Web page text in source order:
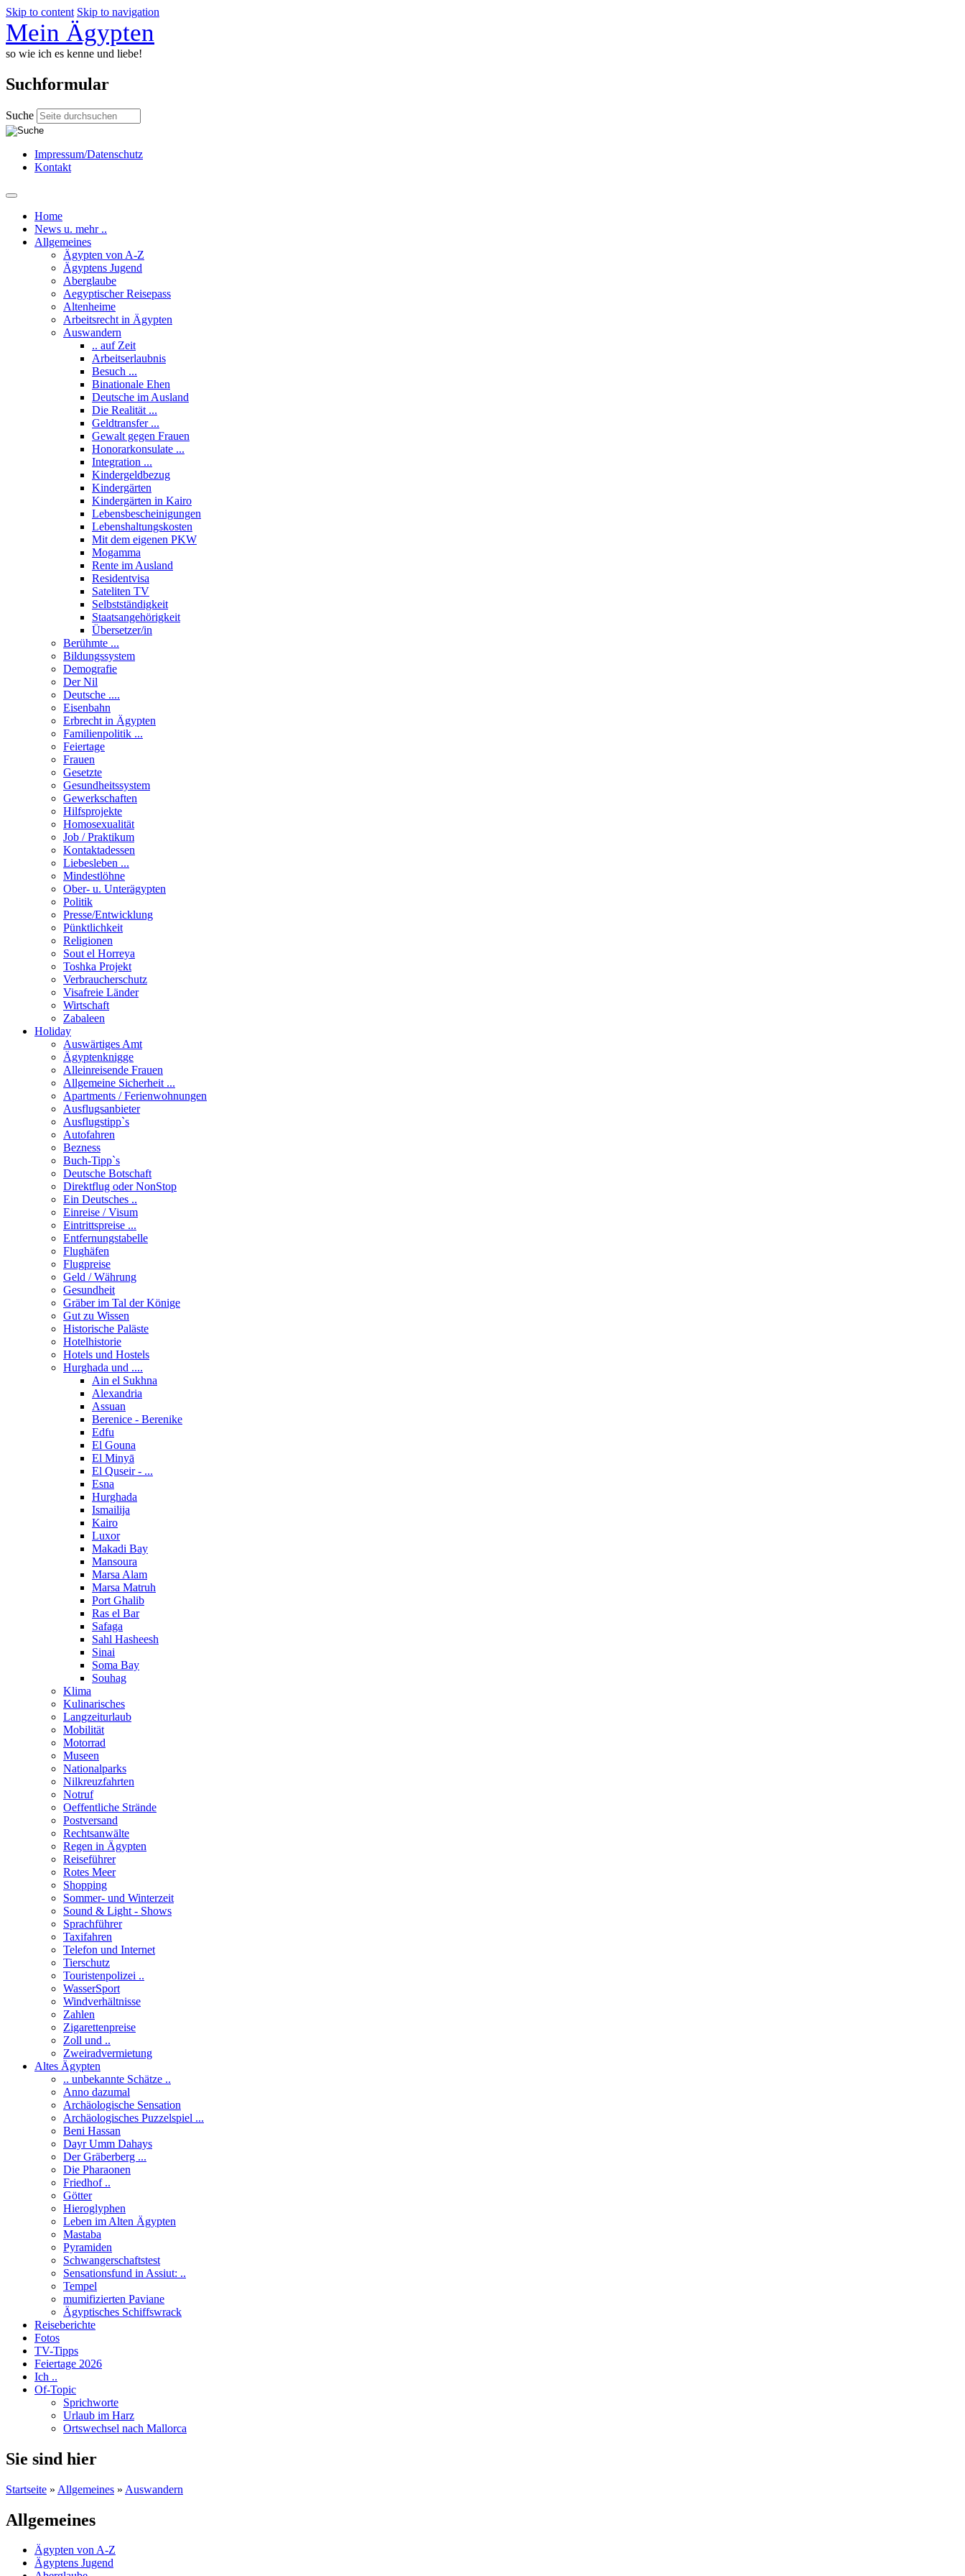
Skip to content Skip to navigation
Mein Ägypten
so wie ich es kenne und liebe!
Suchformular
Suche
Impressum/Datenschutz
Kontakt
Home
News u. mehr ..
Allgemeines
Ägypten von A-Z
Ägyptens Jugend
Aberglaube
Aegyptischer Reisepass
Altenheime
Arbeitsrecht in Ägypten
Auswandern
.. auf Zeit
Arbeitserlaubnis
Besuch ...
Binationale Ehen
Deutsche im Ausland
Die Realität ...
Geldtransfer ...
Gewalt gegen Frauen
Honorarkonsulate ...
Integration ...
Kindergeldbezug
Kindergärten
Kindergärten in Kairo
Lebensbescheinigungen
Lebenshaltungskosten
Mit dem eigenen PKW
Mogamma
Rente im Ausland
Residentvisa
Sateliten TV
Selbstständigkeit
Staatsangehörigkeit
Übersetzer/in
Berühmte ...
Bildungssystem
Demografie
Der Nil
Deutsche ....
Eisenbahn
Erbrecht in Ägypten
Familienpolitik ...
Feiertage
Frauen
Gesetzte
Gesundheitssystem
Gewerkschaften
Hilfsprojekte
Homosexualität
Job / Praktikum
Kontaktadessen
Liebesleben ...
Mindestlöhne
Ober- u. Unterägypten
Politik
Presse/Entwicklung
Pünktlichkeit
Religionen
Sout el Horreya
Toshka Projekt
Verbraucherschutz
Visafreie Länder
Wirtschaft
Zabaleen
Holiday
Auswärtiges Amt
Ägyptenknigge
Alleinreisende Frauen
Allgemeine Sicherheit ...
Apartments / Ferienwohnungen
Ausflugsanbieter
Ausflugstipp`s
Autofahren
Bezness
Buch-Tipp`s
Deutsche Botschaft
Direktflug oder NonStop
Ein Deutsches ..
Einreise / Visum
Eintrittspreise ...
Entfernungstabelle
Flughäfen
Flugpreise
Geld / Währung
Gesundheit
Gräber im Tal der Könige
Gut zu Wissen
Historische Paläste
Hotelhistorie
Hotels und Hostels
Hurghada und ....
Ain el Sukhna
Alexandria
Assuan
Berenice - Berenike
Edfu
El Gouna
El Minyā
El Quseir - ...
Esna
Hurghada
Ismailija
Kairo
Luxor
Makadi Bay
Mansoura
Marsa Alam
Marsa Matruh
Port Ghalib
Ras el Bar
Safaga
Sahl Hasheesh
Sinai
Soma Bay
Souhag
Klima
Kulinarisches
Langzeiturlaub
Mobilität
Motorrad
Museen
Nationalparks
Nilkreuzfahrten
Notruf
Oeffentliche Strände
Postversand
Rechtsanwälte
Regen in Ägypten
Reiseführer
Rotes Meer
Shopping
Sommer- und Winterzeit
Sound & Light - Shows
Sprachführer
Taxifahren
Telefon und Internet
Tierschutz
Touristenpolizei ..
WasserSport
Windverhältnisse
Zahlen
Zigarettenpreise
Zoll und ..
Zweiradvermietung
Altes Ägypten
.. unbekannte Schätze ..
Anno dazumal
Archäologische Sensation
Archäologisches Puzzelspiel ...
Beni Hassan
Dayr Umm Dahays
Der Gräberberg ...
Die Pharaonen
Friedhof ..
Götter
Hieroglyphen
Leben im Alten Ägypten
Mastaba
Pyramiden
Schwangerschaftstest
Sensationsfund in Assiut: ..
Tempel
mumifizierten Paviane
Ägyptisches Schiffswrack
Reiseberichte
Fotos
TV-Tipps
Feiertage 2026
Ich ..
Of-Topic
Sprichworte
Urlaub im Harz
Ortswechsel nach Mallorca
Sie sind hier
Startseite » Allgemeines » Auswandern
Allgemeines
Ägypten von A-Z
Ägyptens Jugend